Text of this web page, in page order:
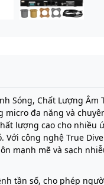
Sóng, Chất Lượng Âm
micro đa năng và
lượng cao cho nhiều
công nghệ True
mạnh mẽ và sạch
tần số, cho phép